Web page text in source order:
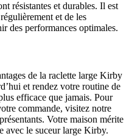
résistantes et durables. Il est
et de les
des performances optimales.
de la raclette large Kirby
et rendez votre routine de
efficace que jamais. Pour
commande, visitez notre
Votre maison mérite
avec le suceur large Kirby.